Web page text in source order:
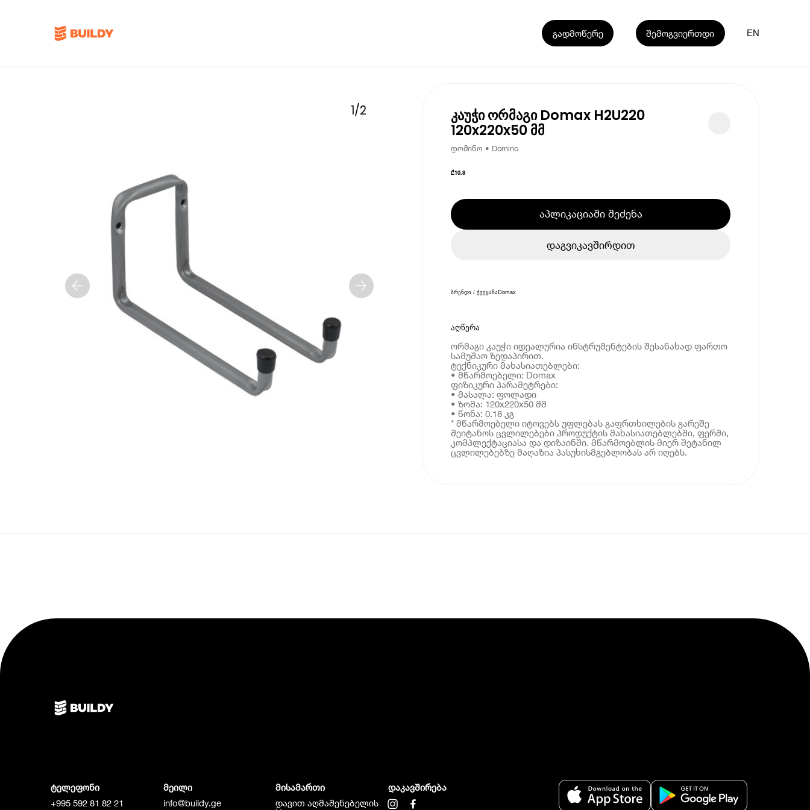
გადმოწერე შემოგვიერთდი EN
1/2 კაუჭი ორმაგი Domax H2U220
120x220x50 მმ
დომინო • Domino
₾10.8
აპლიკაციაში შეძენა
დაგვიკავშირდით
ბრენდი / ქვეყანაDomax
აღწერა
ორმაგი კაუჭი იდეალურია ინსტრუმენტების შესანახად ფართო
სამუშაო ზედაპირით.
ტექნიკური მახასიათებლები:
• მწარმოებელი: Domax
ფიზიკური პარამეტრები:
• მასალა: ფოლადი
• ზომა: 120x220x50 მმ
• წონა: 0.18 კგ
* მწარმოებელი იტოვებს უფლებას გაფრთხილების გარეშე
შეიტანოს ცვლილებები პროდუქტის მახასიათებლებში, ფერში,
კომპლექტაციასა და დიზაინში. მწარმოებლის მიერ შეტანილ
ცვლილებებზე მაღაზია პასუხისმგებლობას არ იღებს.
ტელეფონი
+995 592 81 82 21
მეილი
info@buildy.ge
მისამართი
დავით აღმაშენებელის
დაკავშირება